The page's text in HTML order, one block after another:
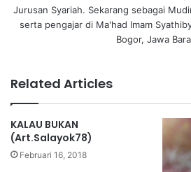
Jurusan Syariah. Sekarang sebagai
serta pengajar di Ma'had Imam
Bogor, Jawa
Related Articles
KALAU BUKAN
(Art.Salayok78)
Februari 16, 2018